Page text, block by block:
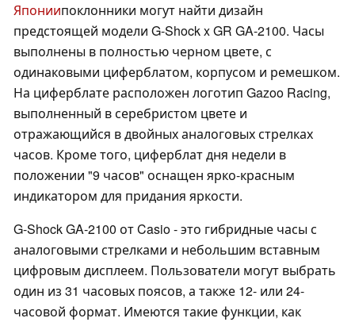
Япониипоклонники могут найти дизайн
предстоящей модели G-Shock x GR GA-2100. Часы
выполнены в полностью черном цвете, с
одинаковыми циферблатом, корпусом и ремешком.
На циферблате расположен логотип Gazoo Racing,
выполненный в серебристом цвете и
отражающийся в двойных аналоговых стрелках
часов. Кроме того, циферблат дня недели в
положении "9 часов" оснащен ярко-красным
индикатором для придания яркости.
G-Shock GA-2100 от Casio - это гибридные часы с
аналоговыми стрелками и небольшим вставным
цифровым дисплеем. Пользователи могут выбрать
один из 31 часовых поясов, а также 12- или 24-
часовой формат. Имеются такие функции, как